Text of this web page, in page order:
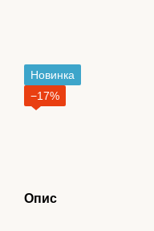
Новинка
−17%
Опис